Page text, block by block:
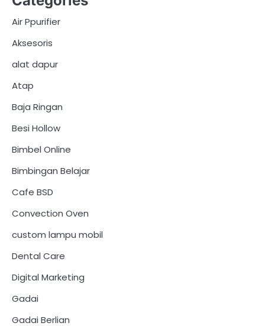
Air Ppurifier
Aksesoris
alat dapur
Atap
Baja Ringan
Besi Hollow
Bimbel Online
Bimbingan Belajar
Cafe BSD
Convection Oven
custom lampu mobil
Dental Care
Digital Marketing
Gadai
Gadai Berlian